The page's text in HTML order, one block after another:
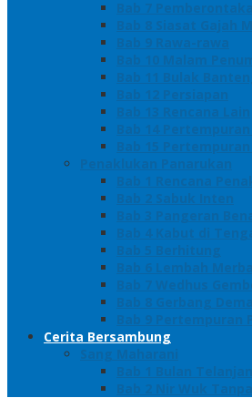
Bab 7
Bab 8 Siasat Gajah
Bab 9 Rawa-rawa
Bab 10 Malam
Bab 11 Bulak
Bab 12 Persiapan
Bab 13 Rencana Lain
Bab 14
Bab 15
Penaklukan Panarukan
Bab 1 Rencana
Bab 2 Sabuk Inten
Bab 3 Pangeran
Bab 4 Kabut di
Bab 5 Berhitung
Bab 6 Lembah
Bab 7 Wedhus
Bab 8 Gerbang
Bab 9 Pertempuran
Cerita Bersambung
Sang Maharani
Bab 1 Bulan
Bab 2 Nir Wuk